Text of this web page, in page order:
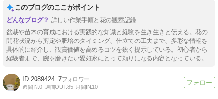
このブログのここがポイント
詳しい作業手順と花の観察記録
盆栽や苗木の育成における実践的な知識と経験を生き生きと伝える。花の
開花状況から剪定や肥培のタイミング、仕立ての工夫まで、多彩な情報を
具体的に紹介し、観賞価値を高めるコツを鋭く提示している。初心者から
経験者まで、腕を磨きたい愛好家にとって頼りになる内容となっている。
2089424 7
週間IN:0 週間OUT:85 月間IN:10